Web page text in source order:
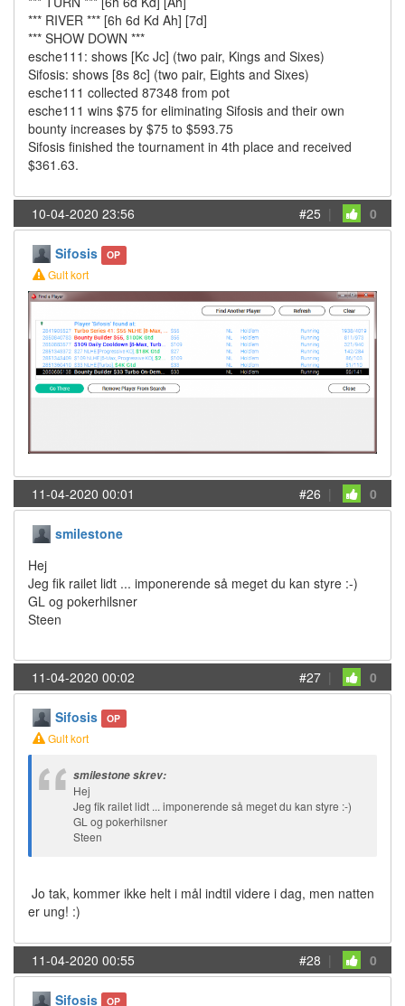
*** RIVER *** [6h 6d Kd Ah] [7d]
*** SHOW DOWN ***
esche111: shows [Kc Jc] (two pair, Kings and Sixes)
Sifosis: shows [8s 8c] (two pair, Eights and Sixes)
esche111 collected 87348 from pot
esche111 wins $75 for eliminating Sifosis and their own
bounty increases by $75 to $593.75
Sifosis finished the tournament in 4th place and received
$361.63.
10-04-2020 23:56 #25 | 0
Sifosis OP
Gult kort
11-04-2020 00:01 #26 | 0
smilestone
Hej
Jeg fik railet lidt ... imponerende så meget du kan styre :-)
GL og pokerhilsner
Steen
11-04-2020 00:02 #27 | 0
Sifosis OP
Gult kort
smilestone skrev:
Hej
Jeg fik railet lidt ... imponerende så meget du kan styre :-)
GL og pokerhilsner
Steen
Jo tak, kommer ikke helt i mål indtil videre i dag, men natten
er ung! :)
11-04-2020 00:55 #28 | 0
Sifosis OP